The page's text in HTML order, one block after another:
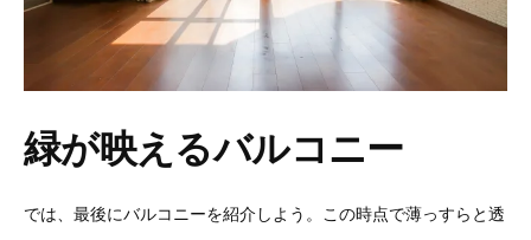
緑が映えるバルコニー
では、最後にバルコニーを紹介しよう。この時点で薄っすらと透